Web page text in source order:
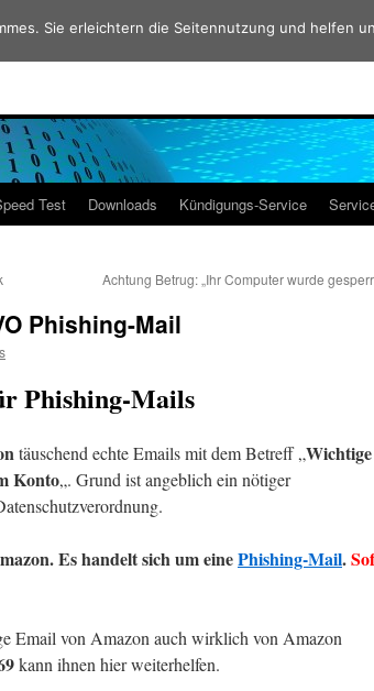
Test Downloads Kündigungs-Service
Achtung Betrug: „Ihr Computer wurde
Phishing-Mail
Phishing-Mails
täuschend echte Emails mit dem Betreff „Wichtige
Konto„. Grund ist angeblich ein nötiger
Es handelt sich um einePhishing-Mail.
Email von Amazon auch wirklich von Amazon
kann ihnen hier weiterhelfen.
Sie erleichtern die Seitennutzung und helfen